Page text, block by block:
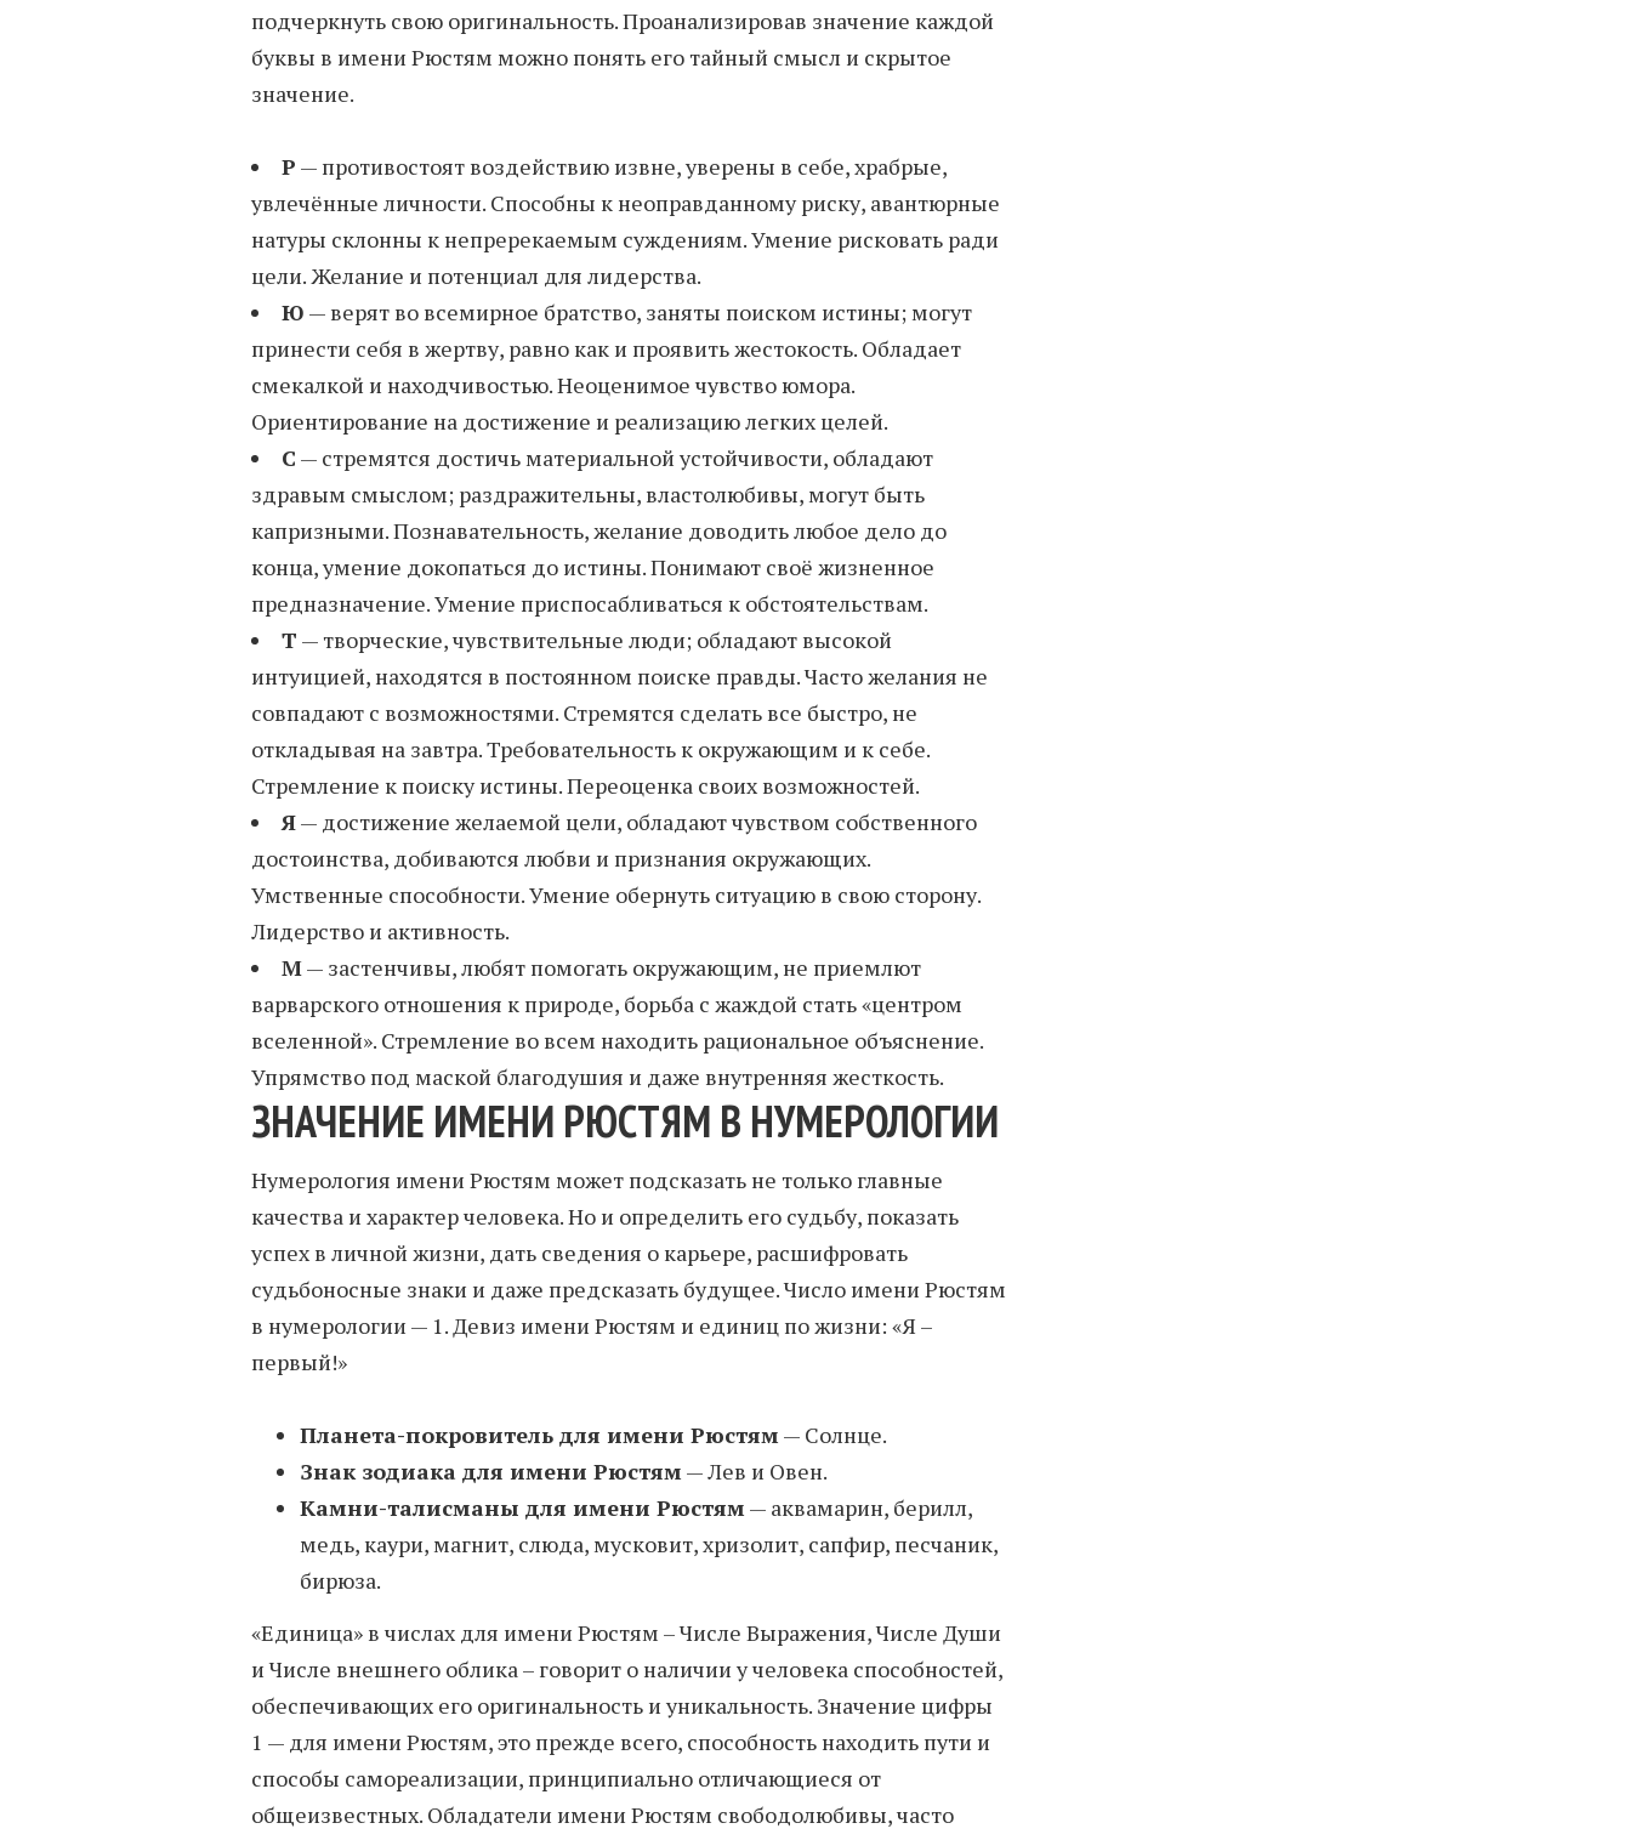
подчеркнуть свою оригинальность. Проанализировав значение каждой
буквы в имени Рюстям можно понять его тайный смысл и скрытое
значение.
Р — противостоят воздействию извне, уверены в себе, храбрые,
увлечённые личности. Способны к неоправданному риску, авантюрные
натуры склонны к непререкаемым суждениям. Умение рисковать ради
цели. Желание и потенциал для лидерства.
Ю — верят во всемирное братство, заняты поиском истины; могут
принести себя в жертву, равно как и проявить жестокость. Обладает
смекалкой и находчивостью. Неоценимое чувство юмора.
Ориентирование на достижение и реализацию легких целей.
С — стремятся достичь материальной устойчивости, обладают
здравым смыслом; раздражительны, властолюбивы, могут быть
капризными. Познавательность, желание доводить любое дело до
конца, умение докопаться до истины. Понимают своё жизненное
предназначение. Умение приспосабливаться к обстоятельствам.
Т — творческие, чувствительные люди; обладают высокой
интуицией, находятся в постоянном поиске правды. Часто желания не
совпадают с возможностями. Стремятся сделать все быстро, не
откладывая на завтра. Требовательность к окружающим и к себе.
Стремление к поиску истины. Переоценка своих возможностей.
Я— достижение желаемой цели, обладают чувством собственного
достоинства, добиваются любви и признания окружающих.
Умственные способности. Умение обернуть ситуацию в свою сторону.
Лидерство и активность.
М— застенчивы, любят помогать окружающим, не приемлют
варварского отношения к природе, борьба с жаждой стать «центром
вселенной». Стремление во всем находить рациональное объяснение.
Упрямство под маской благодушия и даже внутренняя жесткость.
ЗНАЧЕНИЕ ИМЕНИ РЮСТЯМ В НУМЕРОЛОГИИ
Нумерология имени Рюстям может подсказать не только главные
качества и характер человека. Но и определить его судьбу, показать
успех в личной жизни, дать сведения о карьере, расшифровать
судьбоносные знаки и даже предсказать будущее. Число имени Рюстям
в нумерологии — 1. Девиз имени Рюстям и единиц по жизни: «Я –
первый!»
Планета-покровитель для имени Рюстям— Солнце.
Знак зодиака для имени Рюстям— Лев и Овен.
Камни-талисманы для имени Рюстям— аквамарин, берилл,
медь, каури, магнит, слюда, мусковит, хризолит, сапфир, песчаник,
бирюза.
«Единица» в числах для имени Рюстям – Числе Выражения, Числе Души
и Числе внешнего облика – говорит о наличии у человека способностей,
обеспечивающих его оригинальность и уникальность. Значение цифры
1 — для имени Рюстям, это прежде всего, способность находить пути и
способы самореализации, принципиально отличающиеся от
общеизвестных. Обладатели имени Рюстям свободолюбивы, часто